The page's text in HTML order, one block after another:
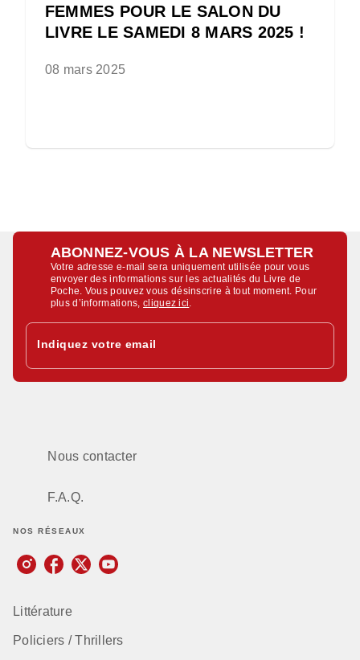
FEMMES POUR LE SALON DU
LIVRE LE SAMEDI 8 MARS 2025 !
08 mars 2025
ABONNEZ-VOUS À LA NEWSLETTER
Votre adresse e-mail sera uniquement utilisée pour vous
envoyer des informations sur les actualités du Livre de
Poche. Vous pouvez vous désinscrire à tout moment. Pour
plus d’informations,cliquez ici.
Indiquez votre email
Nous contacter
F.A.Q.
NOS RÉSEAUX
Littérature
Policiers / Thrillers